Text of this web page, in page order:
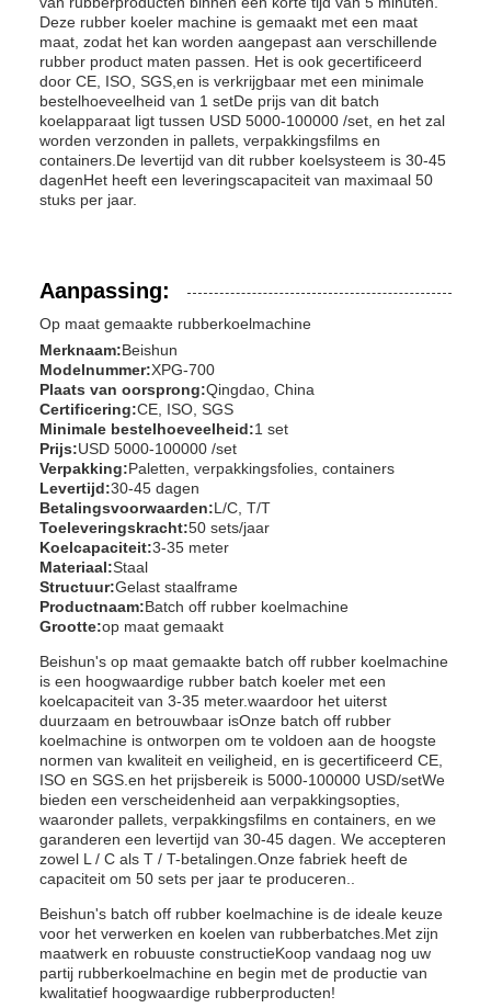
Deze rubber koeler machine is gemaakt met een maat
maat, zodat het kan worden aangepast aan verschillende
rubber product maten passen. Het is ook gecertificeerd
door CE, ISO, SGS,en is verkrijgbaar met een minimale
bestelhoeveelheid van 1 setDe prijs van dit batch
koelapparaat ligt tussen USD 5000-100000 /set, en het zal
worden verzonden in pallets, verpakkingsfilms en
containers.De levertijd van dit rubber koelsysteem is 30-45
dagenHet heeft een leveringscapaciteit van maximaal 50
stuks per jaar.
Aanpassing:
Op maat gemaakte rubberkoelmachine
Merknaam:Beishun
Modelnummer:XPG-700
Plaats van oorsprong:Qingdao, China
Certificering:CE, ISO, SGS
Minimale bestelhoeveelheid:1 set
Prijs:USD 5000-100000 /set
Verpakking:Paletten, verpakkingsfolies, containers
Levertijd:30-45 dagen
Betalingsvoorwaarden:L/C, T/T
Toeleveringskracht:50 sets/jaar
Koelcapaciteit:3-35 meter
Materiaal:Staal
Structuur:Gelast staalframe
Productnaam:Batch off rubber koelmachine
Grootte:op maat gemaakt
Beishun's op maat gemaakte batch off rubber koelmachine
is een hoogwaardige rubber batch koeler met een
koelcapaciteit van 3-35 meter.waardoor het uiterst
duurzaam en betrouwbaar isOnze batch off rubber
koelmachine is ontworpen om te voldoen aan de hoogste
normen van kwaliteit en veiligheid, en is gecertificeerd CE,
ISO en SGS.en het prijsbereik is 5000-100000 USD/setWe
bieden een verscheidenheid aan verpakkingsopties,
waaronder pallets, verpakkingsfilms en containers, en we
garanderen een levertijd van 30-45 dagen. We accepteren
zowel L / C als T / T-betalingen.Onze fabriek heeft de
capaciteit om 50 sets per jaar te produceren..
Beishun's batch off rubber koelmachine is de ideale keuze
voor het verwerken en koelen van rubberbatches.Met zijn
maatwerk en robuuste constructieKoop vandaag nog uw
partij rubberkoelmachine en begin met de productie van
kwalitatief hoogwaardige rubberproducten!